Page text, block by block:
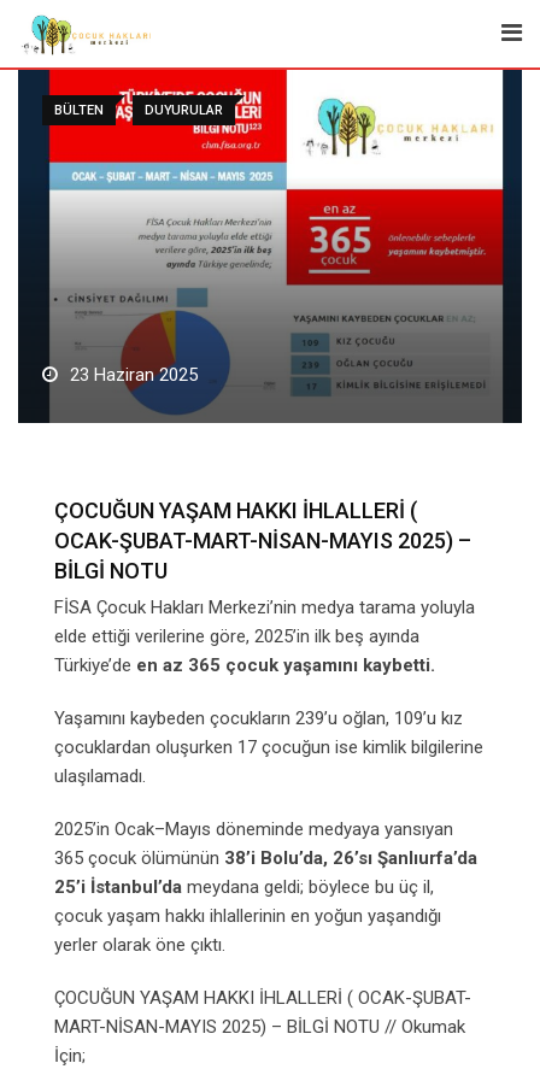
content
BÜLTEN DUYURULAR
23 Haziran 2025
ÇOCUĞUN YAŞAM HAKKI İHLALLERİ (
OCAK-ŞUBAT-MART-NİSAN-MAYIS 2025) –
BİLGİ NOTU
FİSA Çocuk Hakları Merkezi’nin medya tarama yoluyla
elde ettiği verilerine göre, 2025’in ilk beş ayında
Türkiye’de en az 365 çocuk yaşamını kaybetti.
Yaşamını kaybeden çocukların 239’u oğlan, 109’u kız
çocuklardan oluşurken 17 çocuğun ise kimlik bilgilerine
ulaşılamadı.
2025’in Ocak–Mayıs döneminde medyaya yansıyan
365 çocuk ölümünün 38’i Bolu’da, 26’sı Şanlıurfa’da
25’i İstanbul’da meydana geldi; böylece bu üç il,
çocuk yaşam hakkı ihlallerinin en yoğun yaşandığı
yerler olarak öne çıktı.
ÇOCUĞUN YAŞAM HAKKI İHLALLERİ ( OCAK-ŞUBAT-
MART-NİSAN-MAYIS 2025) – BİLGİ NOTU // Okumak
İçin;